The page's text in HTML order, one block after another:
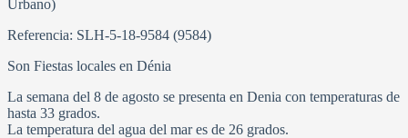
Urbano)
Referencia: SLH-5-18-9584 (9584)
Son Fiestas locales en Dénia
La semana del 8 de agosto se presenta en Denia con temperaturas de
hasta 33 grados.
La temperatura del agua del mar es de 26 grados.